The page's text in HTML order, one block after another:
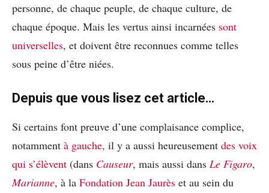
personne, de chaque peuple, de chaque culture, de
chaque époque. Mais les vertus ainsi incarnées sont
universelles, et doivent être reconnues comme telles
sous peine d’être niées.
Depuis que vous lisez cet article…
Si certains font preuve d’une complaisance complice,
notamment à gauche, il y a aussi heureusement des voix
qui s’élèvent (dans Causeur, mais aussi dans Le Figaro,
Marianne, à la Fondation Jean Jaurès et au sein du